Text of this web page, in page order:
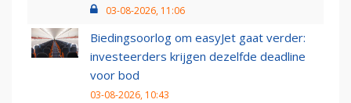
03-08-2026, 11:06
Biedingsoorlog om easyJet gaat verder:
investeerders krijgen dezelfde deadline
voor bod
03-08-2026, 10:43